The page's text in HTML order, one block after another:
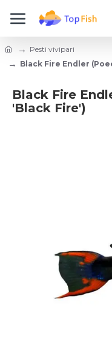
Pesti vivipari
Black Fire Endler
Black Fire
'Black Fire')